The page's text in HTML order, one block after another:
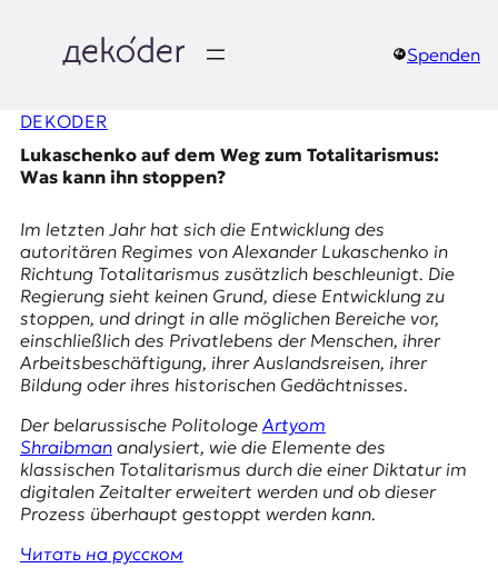
springen
e
k
o
d
e
r
|
D
E
K
Spenden
DEKODER
Lukaschenko auf dem Weg zum Totalitarismus:
Was kann ihn stoppen?
Im letzten Jahr hat sich die Entwicklung des
autoritären Regimes von Alexander Lukaschenko in
Richtung Totalitarismus zusätzlich beschleunigt. Die
Regierung sieht keinen Grund, diese Entwicklung zu
stoppen, und dringt in alle möglichen Bereiche vor,
einschließlich des Privatlebens der Menschen, ihrer
Arbeitsbeschäftigung, ihrer Auslandsreisen, ihrer
Bildung oder ihres historischen Gedächtnisses.
Der belarussische Politologe Artyom
Shraibmananalysiert, wie die Elemente des
klassischen Totalitarismus durch die einer Diktatur im
digitalen Zeitalter erweitert werden und ob dieser
Prozess überhaupt gestoppt werden kann.
Читать на русском